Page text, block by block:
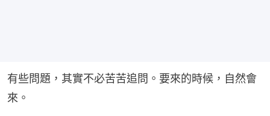
有些問題，其實不必苦苦追問。要來的時候，自然會
來。